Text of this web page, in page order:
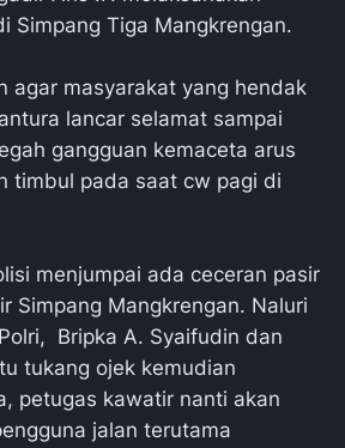
Simpang Tiga Mangkrengan.
agar masyarakat yang hendak
lancar selamat sampai
gangguan kemaceta arus
timbul pada saat cw pagi di
menjumpai ada ceceran pasir
Simpang Mangkrengan. Naluri
Bripka A. Syaifudin dan
tukang ojek kemudian
petugas kawatir nanti akan
jalan terutama